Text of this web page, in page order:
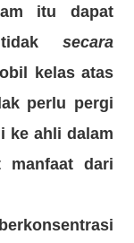
itu dapat
tidaksecara
kelas atas
perlu pergi
ke ahli dalam
manfaat dari